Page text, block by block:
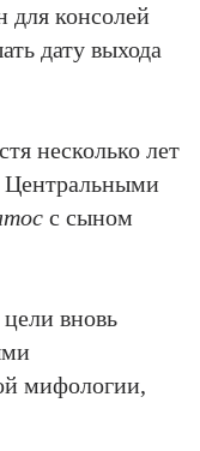
для консолей
дату выхода
несколько лет
Центральными
с сыном
вновь
мифологии,